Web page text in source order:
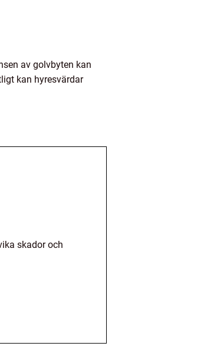
av golvbyten kan
kan hyresvärdar
skador och